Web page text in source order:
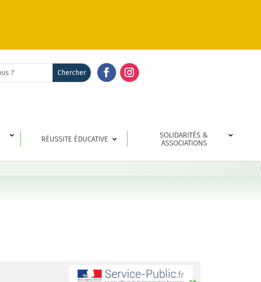
RÉUSSITE ÉDUCATIVE
SOLIDARITÉS &
ASSOCIATIONS